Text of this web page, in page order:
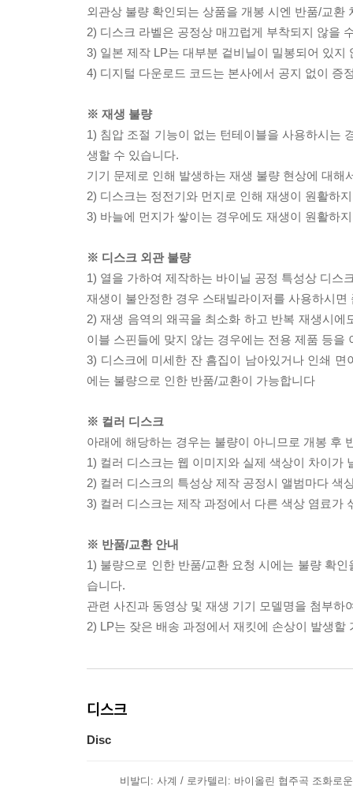
외관상 불량 확인되는 상품을 개봉 시엔 반품/교환
2) 디스크 라벨은 공정상 매끄럽게 부착되지 않을
3) 일본 제작 LP는 대부분 겉비닐이 밀봉되어 있지
4) 디지털 다운로드 코드는 본사에서 공지 없이 증
※ 재생 불량
1) 침압 조절 기능이 없는 턴테이블을 사용하시는
생할 수 있습니다.
기기 문제로 인해 발생하는 재생 불량 현상에 대
2) 디스크는 정전기와 먼지로 인해 재생이 원활하
3) 바늘에 먼지가 쌓이는 경우에도 재생이 원활하
※ 디스크 외관 불량
1) 열을 가하여 제작하는 바이닐 공정 특성상 디스
재생이 불안정한 경우 스태빌라이저를 사용하시
2) 재생 음역의 왜곡을 최소화 하고 반복 재생시
이블 스핀들에 맞지 않는 경우에는 전용 제품 등
3) 디스크에 미세한 잔 흠집이 남아있거나 인쇄
에는 불량으로 인한 반품/교환이 가능합니다
※ 컬러 디스크
아래에 해당하는 경우는 불량이 아니므로 개봉 후
1) 컬러 디스크는 웹 이미지와 실제 색상이 차이가
2) 컬러 디스크의 특성상 제작 공정시 앨범마다 색
3) 컬러 디스크는 제작 과정에서 다른 색상 염료가
※ 반품/교환 안내
1) 불량으로 인한 반품/교환 요청 시에는 불량 확
습니다.
관련 사진과 동영상 및 재생 기기 모델명을 첨부하
2) LP는 잦은 배송 과정에서 재킷에 손상이 발생
디스크
Disc
비발디: 사계 / 로카텔리: 바이올린 협주곡 조화로